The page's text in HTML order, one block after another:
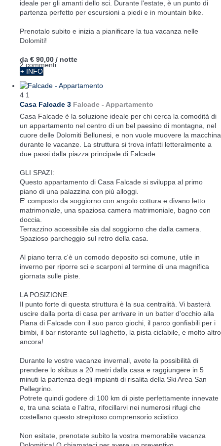
ideale per gli amanti dello sci. Durante l'estate, è un punto di
partenza perfetto per escursioni a piedi e in mountain bike.
Prenotalo subito e inizia a pianificare la tua vacanza nelle
Dolomiti!
2 commenti
da € 90,00 / notte
+ INFO
4 1
Casa Falcade 3 Falcade - Appartamento
Casa Falcade è la soluzione ideale per chi cerca la comodità di
un appartamento nel centro di un bel paesino di montagna, nel
cuore delle Dolomiti Bellunesi, e non vuole muovere la macchina
durante le vacanze. La struttura si trova infatti letteralmente a
due passi dalla piazza principale di Falcade.
GLI SPAZI:
Questo appartamento di Casa Falcade si sviluppa al primo
piano di una palazzina con più alloggi.
E' composto da soggiorno con angolo cottura e divano letto
matrimoniale, una spaziosa camera matrimoniale, bagno con
doccia.
Terrazzino accessibile sia dal soggiorno che dalla camera.
Spazioso parcheggio sul retro della casa.
Al piano terra c'è un comodo deposito sci comune, utile in
inverno per riporre sci e scarponi al termine di una magnifica
giornata sulle piste.
LA POSIZIONE:
Il punto forte di questa struttura è la sua centralità. Vi basterà
uscire dalla porta di casa per arrivare in un batter d'occhio alla
Piana di Falcade con il suo parco giochi, il parco gonfiabili per i
bimbi, il bar ristorante sul laghetto, la pista ciclabile, e molto altro
ancora!
Durante le vostre vacanze invernali, avete la possibilità di
prendere lo skibus a 20 metri dalla casa e raggiungere in 5
minuti la partenza degli impianti di risalita della Ski Area San
Pellegrino.
Potrete quindi godere di 100 km di piste perfettamente innevate
e, tra una sciata e l'altra, rifocillarvi nei numerosi rifugi che
costellano questo strepitoso comprensorio sciistico.
Non esitate, prenotate subito la vostra memorabile vacanza